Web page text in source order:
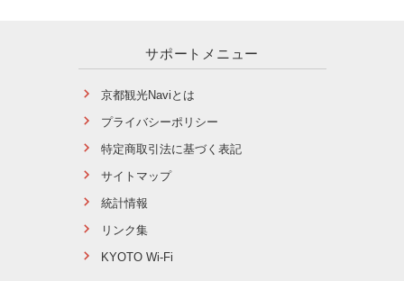
サポートメニュー
京都観光Naviとは
プライバシーポリシー
特定商取引法に基づく表記
サイトマップ
統計情報
リンク集
KYOTO Wi-Fi